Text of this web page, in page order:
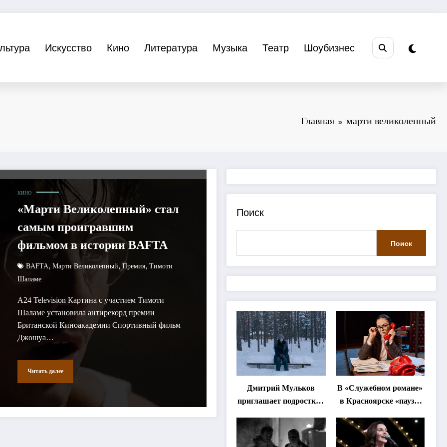
Искусство Кино Литература Музыка Театр Шоубизнес
Главная марти великолепный
КИНО
«Марти Великолепный» стал
самым проигравшим
фильмом в истории BAFTA
BAFTA, Марти Великолепный,Премия, Тимоти
Шаламе
A24 Television Картина с участием Тимоти
Шаламе установила антирекорд премии
Британской Киноакадемии Спортивный фильм
Джошуа…
Читать далее
Поиск
Поиск
Дмитрий Мульков
приглашает подростков
«спектакль-
солостальгию»
В «Служебном романе»
в Красноярске «паузы